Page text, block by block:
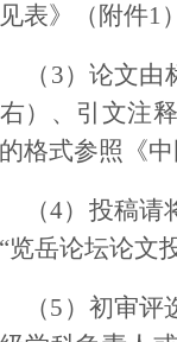
表》（附件1
（3）论文
）、引文注
格式参照《
（4）投稿
览岳论坛论文
（5）初审